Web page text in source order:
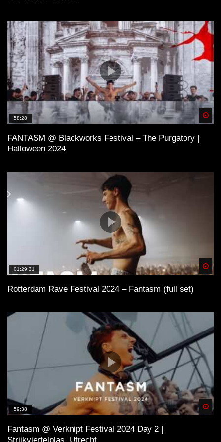
58:28
FANTASM @ Blackworks Festival – The Purgatory |
Halloween 2024
01:29:31
Rotterdam Rave Festival 2024 – Fantasm (full set)
59:38
Fantasm @ Verknipt Festival 2024 Day 2 |
Strijkviertelplas, Utrecht